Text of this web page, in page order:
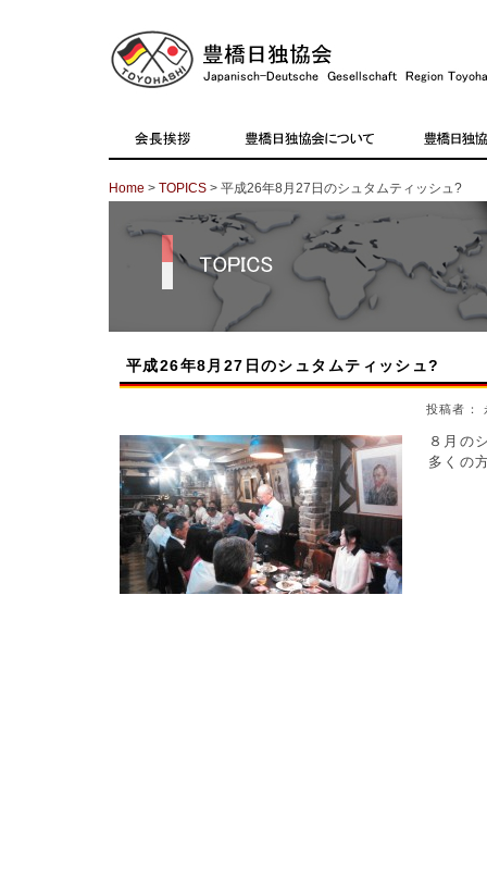
Home > TOPICS > 平成26年8月27日のシュタムティッシュ?
平成26年8月27日のシュタムティッシュ?
投稿者
８月の
多くの